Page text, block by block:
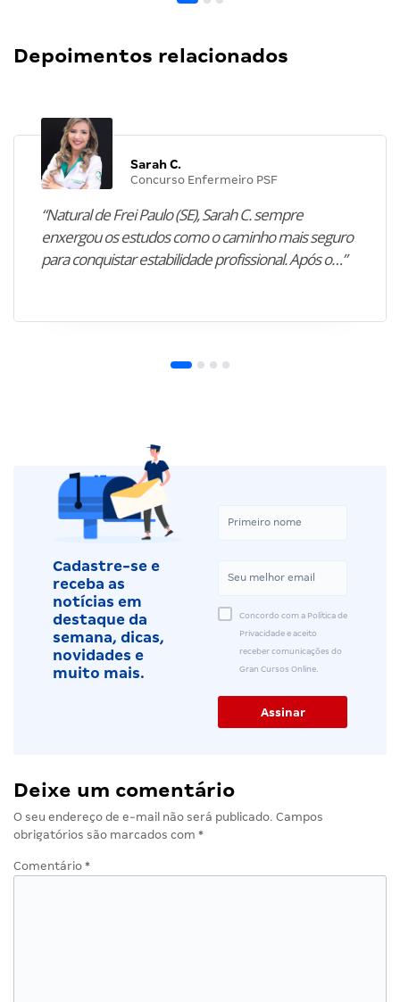
Depoimentos relacionados
Sarah C.
Concurso Enfermeiro PSF
“Natural de Frei Paulo (SE), Sarah C. sempre
enxergou os estudos como o caminho mais seguro
para conquistar estabilidade profissional. Após o…”
Cadastre-se e
receba as
notícias em
destaque da
semana, dicas,
novidades e
muito mais.
Concordo com a Política de
Privacidade e aceito
receber comunicações do
Gran Cursos Online.
Deixe um comentário
O seu endereço de e-mail não será publicado. Campos
obrigatórios são marcados com *
Comentário *